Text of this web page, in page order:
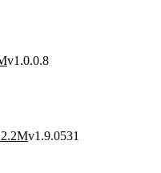
v1.0.0.8
v1.9.0531